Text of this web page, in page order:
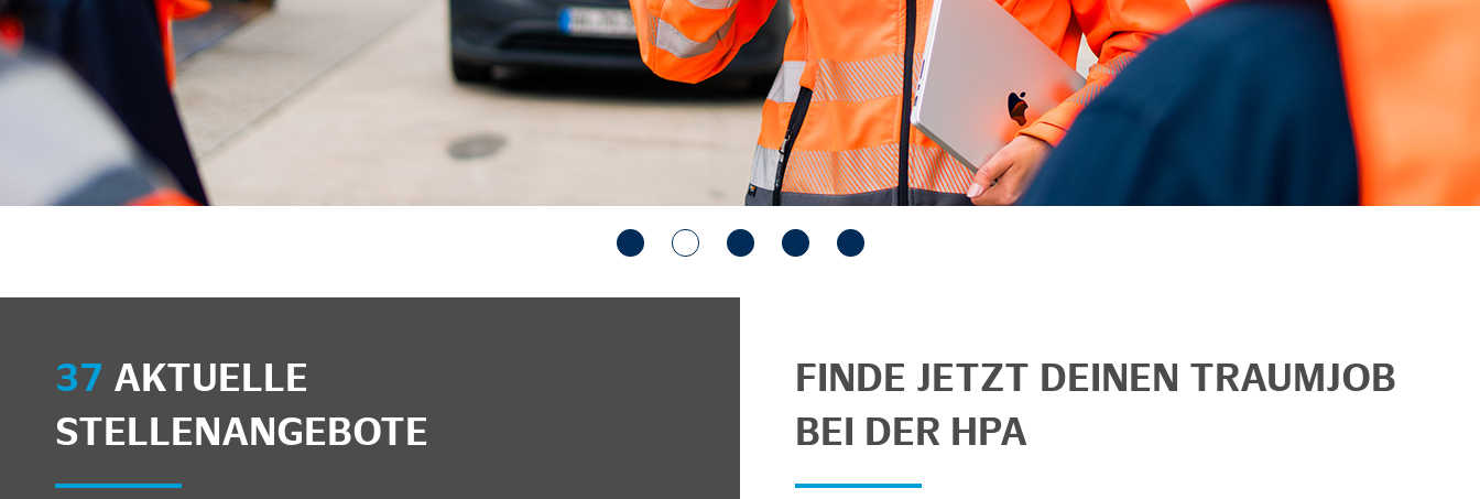
anzeigen/schließen
37 AKTUELLE
STELLENANGEBOTE
FINDE JETZT DEINEN TRAUMJOB
BEI DER HPA